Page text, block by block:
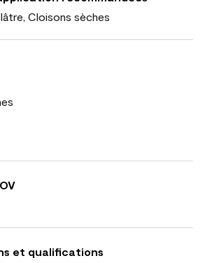
Cloisons sèches
et qualifications